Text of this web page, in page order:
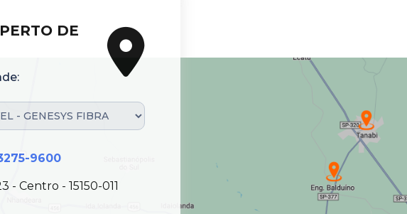
DE
9600
- Centro - 15150-011